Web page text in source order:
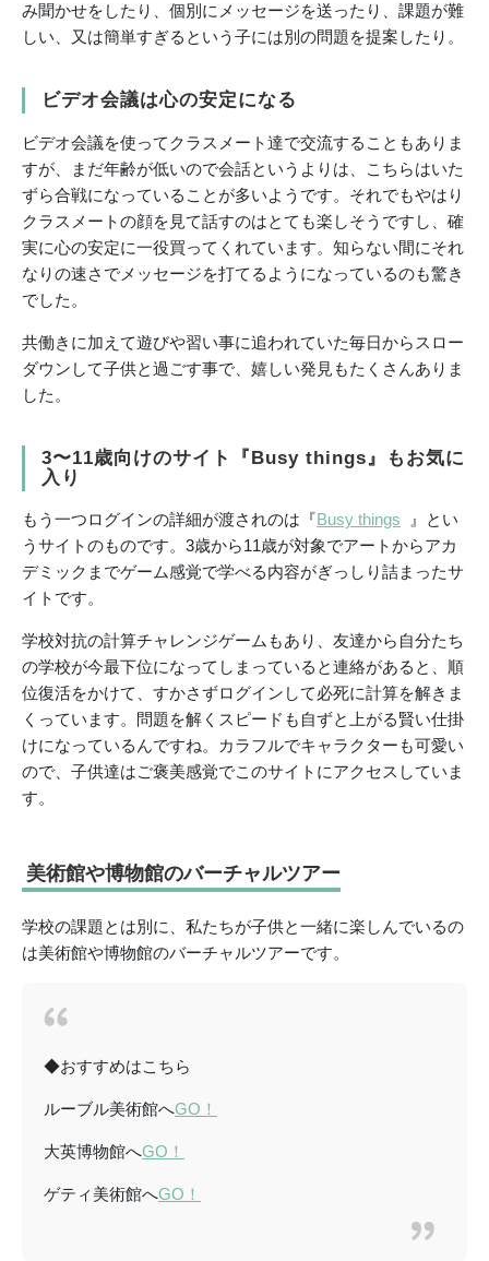
み聞かせをしたり、個別にメッセージを送ったり、課題が難
しい、又は簡単すぎるという子には別の問題を提案したり。
ビデオ会議は心の安定になる
ビデオ会議を使ってクラスメート達で交流することもありま
すが、まだ年齢が低いので会話というよりは、こちらはいた
ずら合戦になっていることが多いようです。それでもやはり
クラスメートの顔を見て話すのはとても楽しそうですし、確
実に心の安定に一役買ってくれています。知らない間にそれ
なりの速さでメッセージを打てるようになっているのも驚き
でした。
共働きに加えて遊びや習い事に追われていた毎日からスロー
ダウンして子供と過ごす事で、嬉しい発見もたくさんありま
した。
3〜11歳向けのサイト『Busy things』もお気に
入り
もう一つログインの詳細が渡されのは『Busy things 』とい
うサイトのものです。3歳から11歳が対象でアートからアカ
デミックまでゲーム感覚で学べる内容がぎっしり詰まったサ
イトです。
学校対抗の計算チャレンジゲームもあり、友達から自分たち
の学校が今最下位になってしまっていると連絡があると、順
位復活をかけて、すかさずログインして必死に計算を解きま
くっています。問題を解くスピードも自ずと上がる賢い仕掛
けになっているんですね。カラフルでキャラクターも可愛い
ので、子供達はご褒美感覚でこのサイトにアクセスしていま
す。
美術館や博物館のバーチャルツアー
学校の課題とは別に、私たちが子供と一緒に楽しんでいるの
は美術館や博物館のバーチャルツアーです。
◆おすすめはこちら
ルーブル美術館へGO！
大英博物館へGO！
ゲティ美術館へGO！